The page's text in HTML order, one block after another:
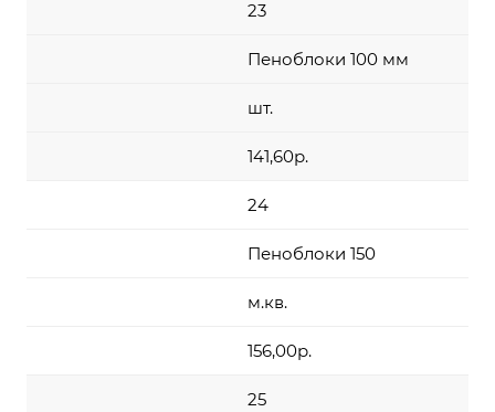
23
Пеноблоки 100 мм
шт.
141,60р.
24
Пеноблоки 150
м.кв.
156,00р.
25